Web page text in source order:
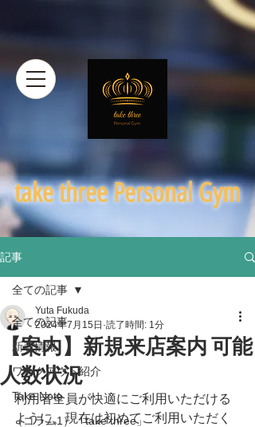
​take three Personal Gym
記事
全ての記事
新着情報
ワークアウト紹介
Take Note
（コラム1）「take three」
全ての記事
【案内】新規来店案内 可能
人数状況
Yuta Fukuda
2024年7月15日 読了時間: 1分
利用者全員が快適にご利用いただける
ように、現在は初めてご利用いただく